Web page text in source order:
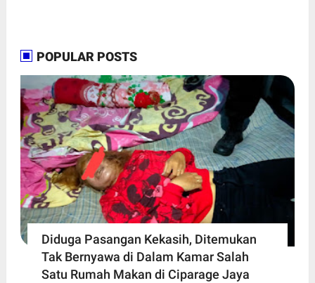
POPULAR POSTS
Diduga Pasangan Kekasih, Ditemukan
Tak Bernyawa di Dalam Kamar Salah
Satu Rumah Makan di Ciparage Jaya